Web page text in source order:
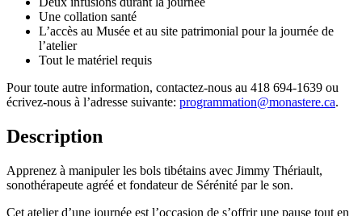
Une collation santé
L’accès au Musée et au site patrimonial pour la journée de
l’atelier
Tout le matériel requis
Pour toute autre information, contactez-nous au 418 694-1639 ou
écrivez-nous à l’adresse suivante: programmation@monastere.ca.
Description
Apprenez à manipuler les bols tibétains avec Jimmy Thériault,
sonothérapeute agréé et fondateur de Sérénité par le son.
Cet atelier d’une journée est l’occasion de s’offrir une pause tout en